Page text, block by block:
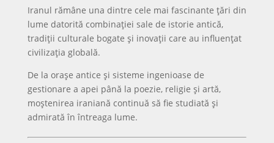
Iranul rămâne una dintre cele mai fascinante țări din
lume datorită combinației sale de istorie antică,
tradiții culturale bogate și inovații care au influențat
civilizația globală.
De la orașe antice și sisteme ingenioase de
gestionare a apei până la poezie, religie și artă,
moștenirea iraniană continuă să fie studiată și
admirată în întreaga lume.